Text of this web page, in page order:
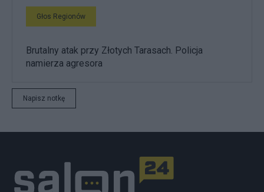
Głos Regionów
Brutalny atak przy Złotych Tarasach. Policja
namierza agresora
Napisz notkę